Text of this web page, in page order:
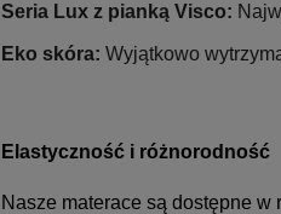
Seria Lux z pianką Visco:
Eko skóra: Wyjątkowo
Elastyczność i różnorodność
Nasze materace są dostępne w